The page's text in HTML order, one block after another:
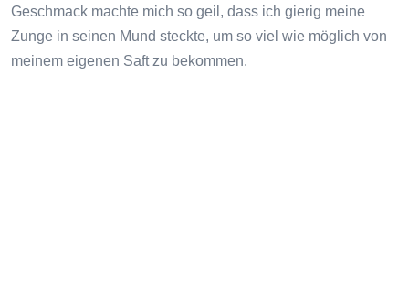
Geschmack machte mich so geil, dass ich gierig meine
Zunge in seinen Mund steckte, um so viel wie möglich von
meinem eigenen Saft zu bekommen.